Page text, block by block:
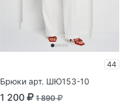
44
Брюки арт. ШЮ153-10
1 200 1 890